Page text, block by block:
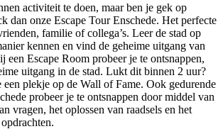
activiteit te doen, maar ben je gek op
dan onze Escape Tour Enschede. Het perfecte
familie of collega’s. Leer de stad op
kennen en vind de geheime uitgang van
een Escape Room probeer je te ontsnappen,
uitgang in de stad. Lukt dit binnen 2 uur?
plekje op de Wall of Fame. Ook gedurende
probeer je te ontsnappen door middel van
vragen, het oplossen van raadsels en het